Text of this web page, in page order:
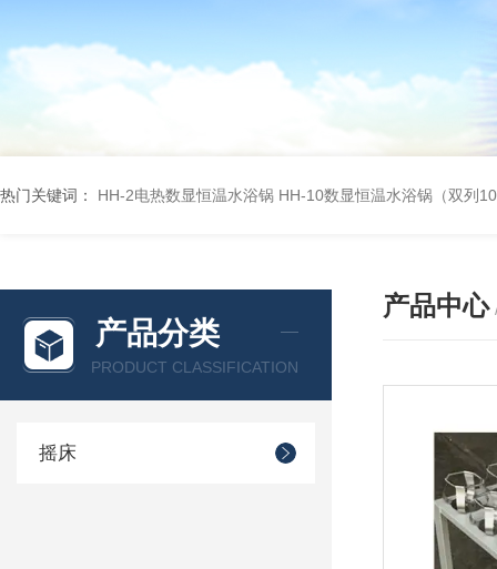
热门关键词： HH-2电热数显恒温水浴锅 HH-10数显恒温水浴锅（双列
产品分类
PRODUCT CLASSIFICATION
摇床
产品中心